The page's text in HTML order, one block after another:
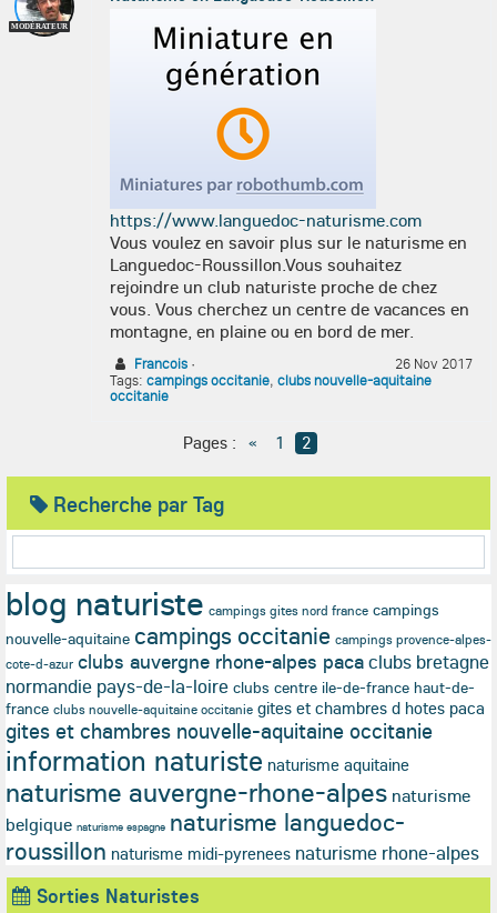
MODÉRATEUR
https://www.languedoc-naturisme.com
Vous voulez en savoir plus sur le naturisme en
Languedoc-Roussillon.Vous souhaitez
rejoindre un club naturiste proche de chez
vous. Vous cherchez un centre de vacances en
montagne, en plaine ou en bord de mer.
Francois 26 Nov 2017
·
Tags: campings occitanie, clubs nouvelle-aquitaine
occitanie
Pages : « 1 2
Recherche par Tag
blog naturiste campings gites nord france campings
nouvelle-aquitaine campings occitanie campings provence-alpes-
cote-d-azur clubs auvergne rhone-alpes pacaclubs bretagne
normandie pays-de-la-loire clubs centre ile-de-france haut-de-
france clubs nouvelle-aquitaine occitanie gites et chambres d hotes paca
gites et chambres nouvelle-aquitaine occitanie
information naturiste naturisme aquitaine
naturisme auvergne-rhone-alpes naturisme
belgique naturisme espagne naturisme languedoc-
roussillon naturisme midi-pyrenees naturisme rhone-alpes
Sorties Naturistes